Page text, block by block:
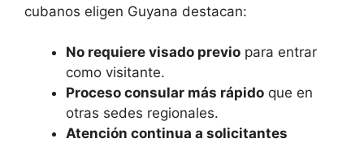
cubanos eligen Guyana destacan:
No requiere visado previo para entrar
como visitante.
Proceso consular más rápido que en
otras sedes regionales.
Atención continua a solicitantes